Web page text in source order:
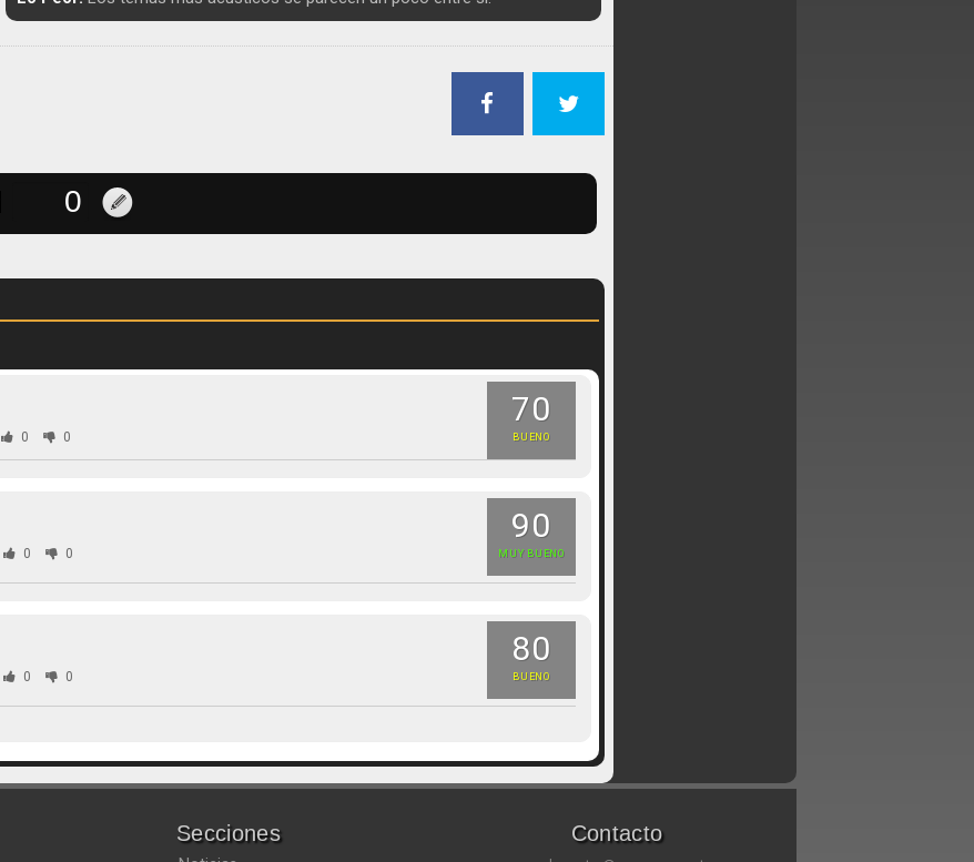
70
BUENO
0 0
90
MUY BUENO
0 0
80
BUENO
0 0
Secciones Contacto